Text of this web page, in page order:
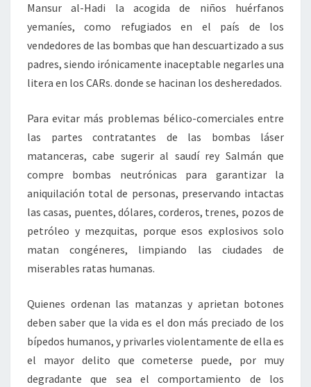
Mansur al-Hadi la acogida de niños huérfanos
yemaníes, como refugiados en el país de los
vendedores de las bombas que han descuartizado a sus
padres, siendo irónicamente inaceptable negarles una
litera en los CARs. donde se hacinan los desheredados.
Para evitar más problemas bélico-comerciales entre
las partes contratantes de las bombas láser
matanceras, cabe sugerir al saudí rey Salmán que
compre bombas neutrónicas para garantizar la
aniquilación total de personas, preservando intactas
las casas, puentes, dólares, corderos, trenes, pozos de
petróleo y mezquitas, porque esos explosivos solo
matan congéneres, limpiando las ciudades de
miserables ratas humanas.
Quienes ordenan las matanzas y aprietan botones
deben saber que la vida es el don más preciado de los
bípedos humanos, y privarles violentamente de ella es
el mayor delito que cometerse puede, por muy
degradante que sea el comportamiento de los